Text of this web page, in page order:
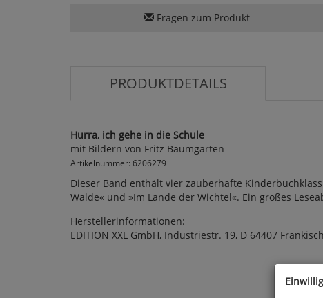
Fragen zum Produkt
PRODUKTDETAILS
Hurra, ich gehe in die Schule
mit Bildern von Fritz Baumgarten
Artikelnummer: 6206279
Dieser Band enthält vier zauberhafte
Walde« und »Im Lande der Wichtel«. Ein großes
Herstellerinformationen:
EDITION XXL GmbH, Industriestr. 19, D 64407